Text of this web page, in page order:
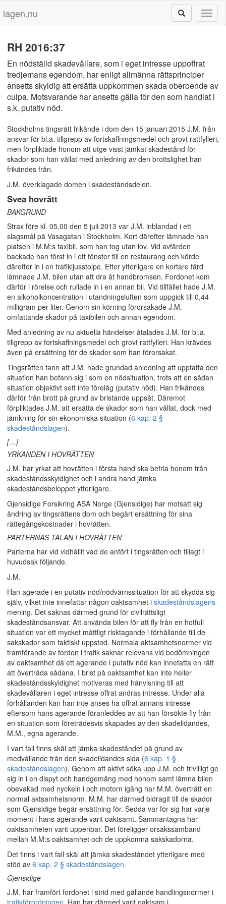
lagen.nu
RH 2016:37
En nödställd skadevållare, som i eget intresse uppoffrat
tredjemans egendom, har enligt allmänna rättsprinciper
ansetts skyldig att ersätta uppkommen skada oberoende av
culpa. Motsvarande har ansetts gälla för den som handlat i
s.k. putativ nöd.
Stockholms tingsrätt frikände i dom den 15 januari 2015 J.M. från
ansvar för bl.a. tillgrepp av fortskaffningsmedel och grovt rattfylleri,
men förpliktade honom att utge visst jämkat skadestånd för
skador som han vållat med anledning av den brottslighet han
frikändes från.
J.M. överklagade domen i skadeståndsdelen.
Svea hovrätt
BAKGRUND
Strax före kl. 05.00 den 5 juli 2013 var J.M. inblandad i ett
slagsmål på Vasagatan i Stockholm. Kort därefter lämnade han
platsen i M.M:s taxibil, som han tog utan lov. Vid avfärden
backade han först in i ett fönster till en restaurang och körde
därefter in i en trafikljusstolpe. Efter ytterligare en kortare färd
lämnade J.M. bilen utan att dra åt handbromsen. Fordonet kom
därför i rörelse och rullade in i en annan bil. Vid tillfället hade J.M.
en alkoholkoncentration i utandningsluften som uppgick till 0,44
milligram per liter. Genom sin körning förorsakade J.M.
omfattande skador på taxibilen och annan egendom.
Med anledning av nu aktuella händelser åtalades J.M. för bl.a.
tillgrepp av fortskaffningsmedel och grovt rattfylleri. Han krävdes
även på ersättning för de skador som han förorsakat.
Tingsrätten fann att J.M. hade grundad anledning att uppfatta den
situation han befann sig i som en nödsituation, trots att en sådan
situation objektivt sett inte förelåg (putativ nöd). Han frikändes
därför från brott på grund av bristande uppsåt. Däremot
förpliktades J.M. att ersätta de skador som han vållat, dock med
jämkning för sin ekonomiska situation (6 kap. 2 §
skadeståndslagen).
[…]
YRKANDEN I HOVRÄTTEN
J.M. har yrkat att hovrätten i första hand ska befria honom från
skadeståndsskyldighet och i andra hand jämka
skadeståndsbeloppet ytterligare.
Gjensidige Forsikring ASA Norge (Gjensidige) har motsatt sig
ändring av tingsrättens dom och begärt ersättning för sina
rättegångskostnader i hovrätten.
PARTERNAS TALAN I HOVRÄTTEN
Parterna har vid vidhållit vad de anfört i tingsrätten och tillagt i
huvudsak följande.
J.M.
Han agerade i en putativ nöd/nödvärnssituation för att skydda sig
själv, vilket inte innefattar någon oaktsamhet i skadeståndslagens
mening. Det saknas därmed grund för civilrättsligt
skadeståndsansvar. Att använda bilen för att fly från en hotfull
situation var ett mycket måttligt risktagande i förhållande till de
sakskador som faktiskt uppstod. Normala aktsamhetsnormer vid
framförande av fordon i trafik saknar relevans vid bedömningen
av oaktsamhet då ett agerande i putativ nöd kan innefatta en rätt
att överträda sådana. I brist på oaktsamhet kan inte heller
skadeståndsskyldighet motiveras med hänvisning till att
skadevållaren i eget intresse offrat andras intresse. Under alla
förhållanden kan han inte anses ha offrat annans intresse
eftersom hans agerande föranleddes av att han försökte fly från
en situation som företrädesvis skapades av den skadelidandes,
M.M., egna agerande.
I vart fall finns skäl att jämka skadeståndet på grund av
medvållande från den skadelidandes sida (6 kap. 1 §
skadeståndslagen). Genom att aktivt söka upp J.M. och frivilligt ge
sig in i en dispyt och handgemäng med honom samt lämna bilen
obevakad med nyckeln i och motorn igång har M.M. överträtt en
normal aktsamhetsnorm. M.M. har därmed bidragit till de skador
som Gjensidige begär ersättning för. Sedda var för sig har varje
moment i hans agerande varit oaktsamt. Sammantagna har
oaktsamheten varit uppenbar. Det föreligger orsakssamband
mellan M.M:s oaktsamhet och de uppkomna sakskadorna.
Det finns i vart fall skäl att jämka skadeståndet ytterligare med
stöd av 6 kap. 2 § skadeståndslagen.
Gjensidige
J.M. har framfört fordonet i strid med gällande handlingsnormer i
trafikförordningen . Han har därmed varit oaktsam i